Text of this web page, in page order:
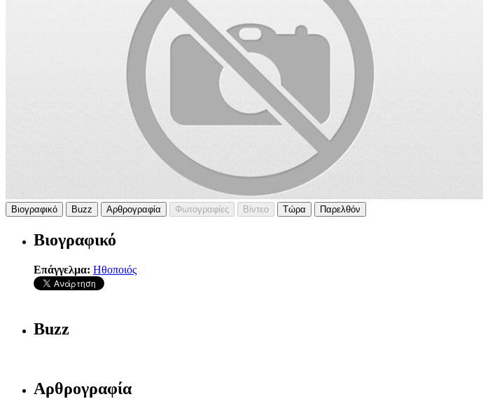
Βιογραφικό Buzz Αρθρογραφία Φωτογραφίες Βίντεο Τώρα Παρελθόν
Βιογραφικό
Επάγγελμα: Ηθοποιός
Buzz
Αρθρογραφία